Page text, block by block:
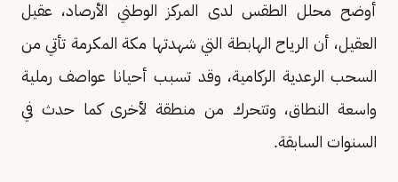
أوضح محلل الطقس لدى المركز الوطني الأرصاد، عقيل
العقيل، أن الرياح الهابطة التي شهدتها مكة المكرمة تأتي من
السحب الرعدية الركامية، وقد تسبب أحيانا عواصف رملية
واسعة النطاق، وتتحرك من منطقة لأخرى كما حدث في
السنوات السابقة.